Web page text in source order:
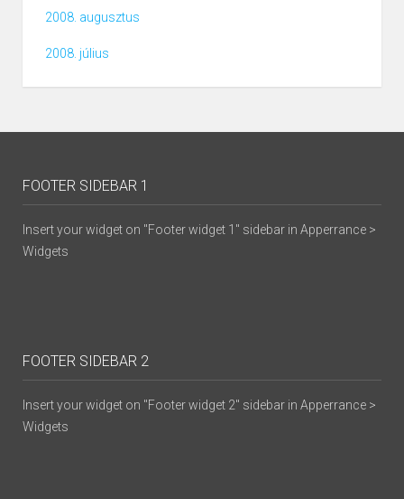
2008. augusztus
2008. július
FOOTER SIDEBAR 1
Insert your widget on "Footer widget 1" sidebar in Apperrance >
Widgets
FOOTER SIDEBAR 2
Insert your widget on "Footer widget 2" sidebar in Apperrance >
Widgets